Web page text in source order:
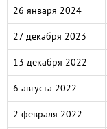
26 января 2024
27 декабря 2023
13 декабря 2022
6 августа 2022
2 февраля 2022